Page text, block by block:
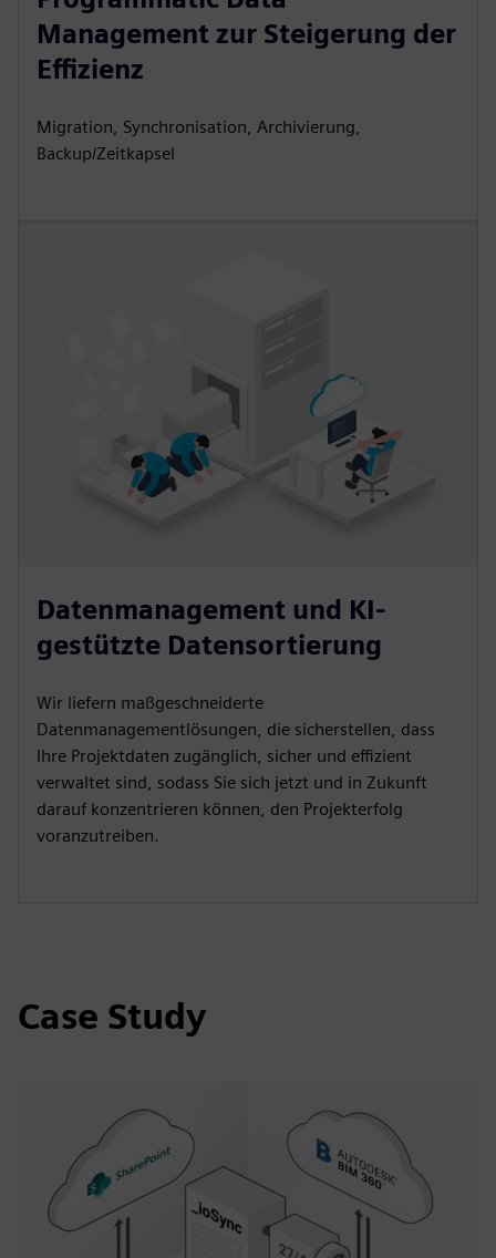
Management zur Steigerung der
Effizienz
Migration, Synchronisation, Archivierung,
Backup/Zeitkapsel
Datenmanagement und KI-
gestützte Datensortierung
Wir liefern maßgeschneiderte
Datenmanagementlösungen, die sicherstellen, dass
Ihre Projektdaten zugänglich, sicher und effizient
verwaltet sind, sodass Sie sich jetzt und in Zukunft
darauf konzentrieren können, den Projekterfolg
voranzutreiben.
Case Study